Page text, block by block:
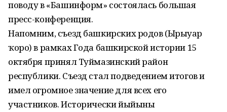
поводу в «Башинформ» состоялась большая
пресс-конференция.
Напомним, съезд башкирских родов (Ырыуҙар
ҡоро) в рамках Года башкирской истории 15
октября принял Туймазинский район
республики. Съезд стал подведением итогов и
имел огромное значение для всех его
участников. Исторически йыйыны